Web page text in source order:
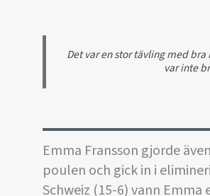
Det var en stor tävling med
var inte
Emma Fransson gjorde
poulen och gick in i
Schweiz (15-6) vann